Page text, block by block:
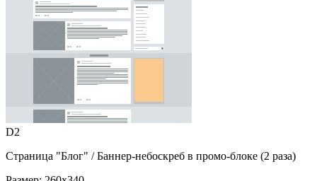
D2
Страница "Блог" / Баннер-небоскреб в промо-блоке (2 раза)